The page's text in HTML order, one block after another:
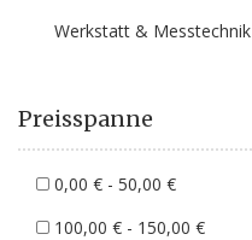
Werkstatt & Messtechnik
Preisspanne
0,00 € - 50,00 €
100,00 € - 150,00 €